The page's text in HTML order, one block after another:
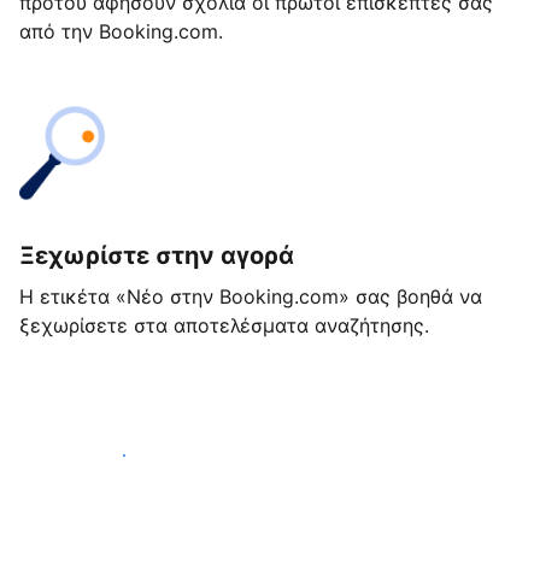
από την Booking.com.
Ξεχωρίστε στην αγορά
Η ετικέτα «Νέο στην Booking.com» σας βοηθά να
ξεχωρίσετε στα αποτελέσματα αναζήτησης.
Ξεκινήστε σήμερα